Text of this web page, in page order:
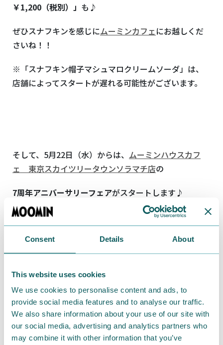
Consent Details About
This website uses cookies
We use cookies to personalise content and ads, to
provide social media features and to analyse our traffic.
We also share information about your use of our site with
our social media, advertising and analytics partners who
may combine it with other information that you’ve
￥1,200（税別）」 も♪
ぜひスナフキンを感じにムーミンカフェ にお越しくだ
さいね！！
※「スナフキン帽子マシュマロクリームソーダ」は、
店舗によってスタートが遅れる可能性がございます。
そして、5月22日（水）からは、 ムーミンハウスカフ
ェ 東京スカイツリータウンソラマチ店の
7周年アニバーサリーフェアがスタートします♪
今年の周年ピンズのデザインは
「ミムラねえさん」